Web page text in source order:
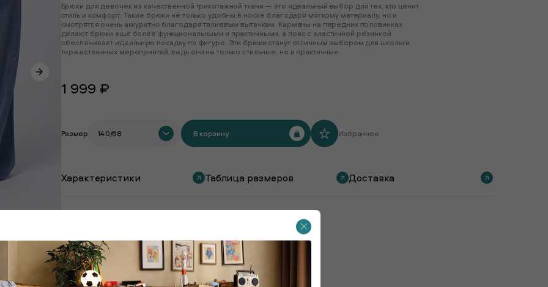
Брюки для девочек из качественной трикотажной ткани — это идеальный выбор для тех, кто ценит
стиль и комфорт. Такие брюки не только удобны в носке благодаря мягкому материалу, но и
смотрятся очень аккуратно благодаря талиевым вытачкам. Карманы на передних половинках
делают брюки еще более функциональными и практичными, а пояс с эластичной резинкой
обеспечивает идеальную посадку по фигуре. Эти брюки станут отличным выбором для школы и
торжественных мероприятий, ведь они не только стильные, но и практичные.
1 999 ₽
Размер 140/68 В корзину Избранное
Характеристики Таблица размеров Доставка